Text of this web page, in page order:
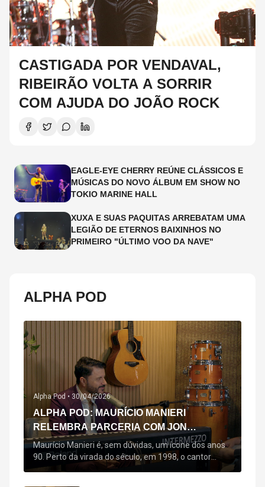
CASTIGADA POR VENDAVAL,
RIBEIRÃO VOLTA A SORRIR
COM AJUDA DO JOÃO ROCK
EAGLE-EYE CHERRY REÚNE CLÁSSICOS E
MÚSICAS DO NOVO ÁLBUM EM SHOW NO
TOKIO MARINE HALL
XUXA E SUAS PAQUITAS ARREBATAM UMA
LEGIÃO DE ETERNOS BAIXINHOS NO
PRIMEIRO "ÚLTIMO VOO DA NAVE"
ALPHA POD
Alpha Pod • 30/04/2026
ALPHA POD: MAURÍCIO MANIERI
RELEMBRA PARCERIA COM JON
SECADA, ORIGEM DE "BEM QUERER" E
MAIS
Maurício Manieri é, sem dúvidas, um ícone dos anos
90. Perto da virada do século, em 1998, o cantor
estreou oficialmente com o seu primeiro disco, "A